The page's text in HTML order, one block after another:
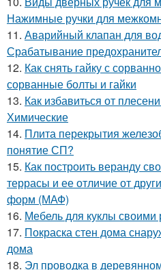
Нажимные ручки для
11. Аварийный клапан для
Срабатывание
12. Как снять гайку с
сорванные болты и гайки
13. Как избавиться от
Химические
14. Плита перекрытия
понятие СП?
15. Как построить веранду
террасы и ее отличие от
форм (МАФ)
16. Мебель для куклы
17. Покраска стен дома
дома
18. Эл проводка в